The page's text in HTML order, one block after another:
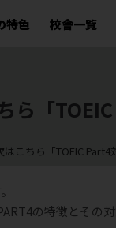
特色 校舎一覧
「TOEIC
こちら「TOEIC Part4
の特徴とその